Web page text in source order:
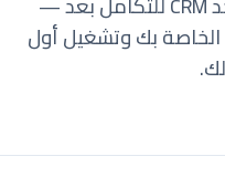
الخاصة بك وتشغيل أول